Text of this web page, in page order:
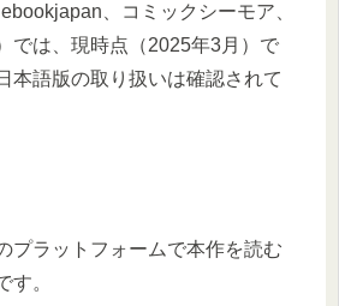
、コミックシーモア、
では、現時点（2025年3月）で
本語版の取り扱いは確認されて
プラットフォームで本作を読む
す。​